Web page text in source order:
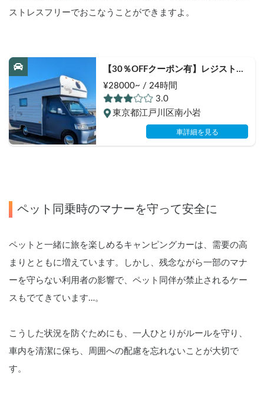
ストレスフリーでおこなうことができますよ。
【30％OFFクーポン有】レジストロ
アウル🦉 | ペット大歓迎🐶エアコン
ヒーター完備で年中快適✨️手ぶらOK
🏕️映えるキャンピングカー📷️
¥28000~ / 24時間
3.0
東京都江戸川区南小岩
車詳細を見る
ペット同乗時のマナーを守って安全に
ペットと一緒に旅を楽しめるキャンピングカーは、需要の高
まりとともに増えています。しかし、残念ながら一部のマナ
ーを守らない利用者の影響で、ペット同伴が禁止されるケー
スもでてきています…。
こうした状況を防ぐためにも、一人ひとりがルールを守り、
車内を清潔に保ち、周囲への配慮を忘れないことが大切で
す。